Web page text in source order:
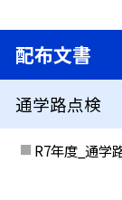
配布文書
通学路点検
R7年度_通学